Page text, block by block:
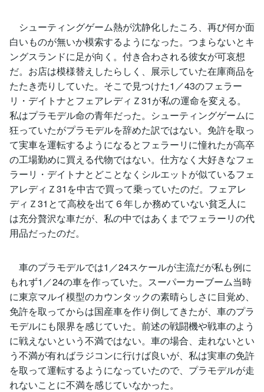
シューティングゲーム熱が沈静化したころ、再び何か面
白いものが無いか模索するようになった。つまらないとキ
ングスランドに足が向く。付き合わされる彼女が可哀想
だ。お店は模様替えしたらしく、展示していた在庫商品を
たたき売りしていた。そこで見つけた1／43のフェラー
リ・デイトナとフェアレディＺ31が私の運命を変える。
私はプラモデル命の青年だった。シューティングゲームに
狂っていたがプラモデルを辞めた訳ではない。免許を取っ
て実車を運転するようになるとフェラーリに憧れたが高卒
の工場勤めに買える代物ではない。仕方なく大好きなフェ
ラーリ・デイトナとどことなくシルエットが似ているフェ
アレディＺ31を中古で買って乗っていたのだ。フェアレ
ディＺ31とて高校を出て６年しか務めていない貧乏人に
は充分贅沢な車だが、私の中ではあくまでフェラーリの代
用品だったのだ。
車のプラモデルでは1／24スケールが主流だが私も例に
もれず1／24の車を作っていた。スーパーカーブーム当時
に東京マルイ模型のカウンタックの素晴らしさに目覚め、
免許を取ってからは国産車を作り倒してきたが、車のプラ
モデルにも限界を感じていた。前述の戦闘機や戦車のよう
に戦えないという不満ではない。車の場合、走れないとい
う不満が有ればラジコンに行けば良いが、私は実車の免許
を取って運転するようになっていたので、プラモデルが走
れないことに不満を感じていなかった。